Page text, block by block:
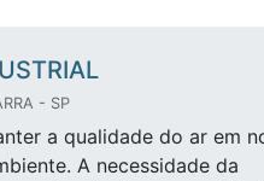
- SP
a qualidade do ar em
A necessidade da